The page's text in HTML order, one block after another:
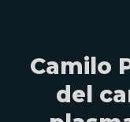
Camilo
del